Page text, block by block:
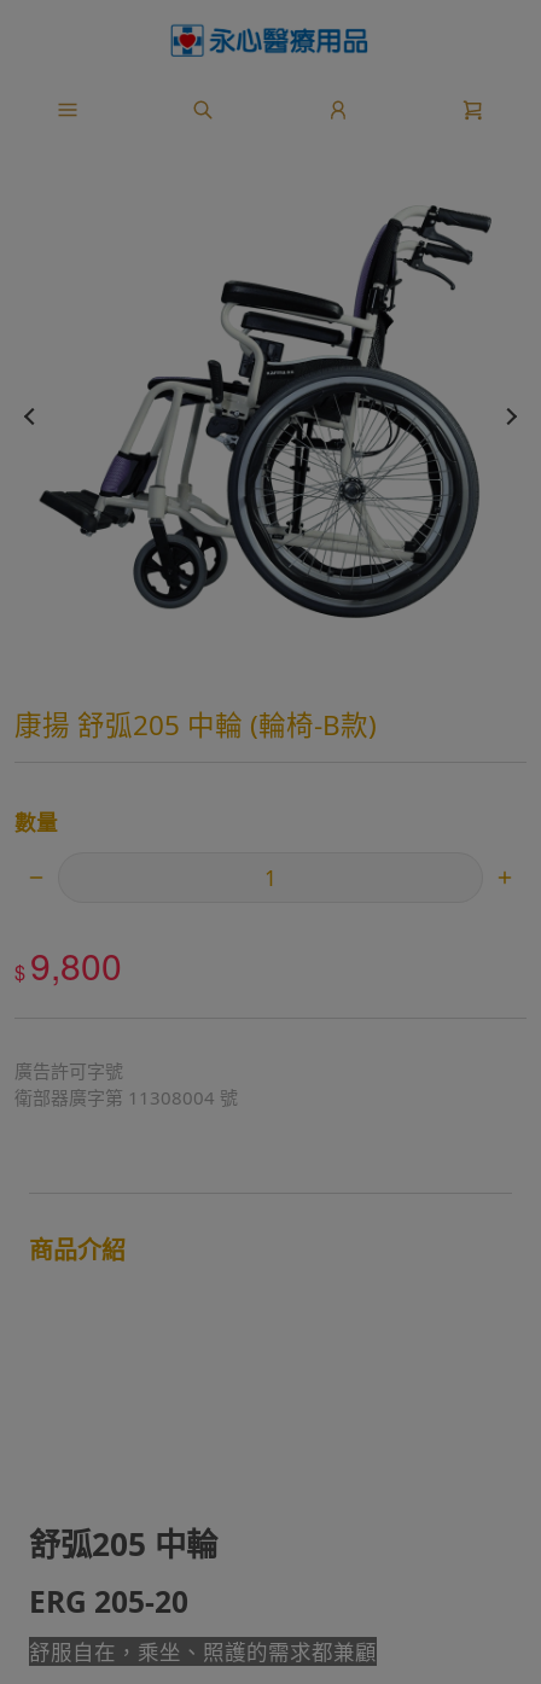
康揚 舒弧205 中輪 (輪椅-B款)
數量
$ 9,800
廣告許可字號
衛部器廣字第 11308004 號
商品介紹
舒弧205 中輪
ERG 205-20
舒服自在，乘坐、照護的需求都兼顧